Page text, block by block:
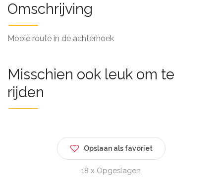
Omschrijving
Mooie route in de achterhoek
Misschien ook leuk om te
rijden
Opslaan als favoriet
18 x Opgeslagen